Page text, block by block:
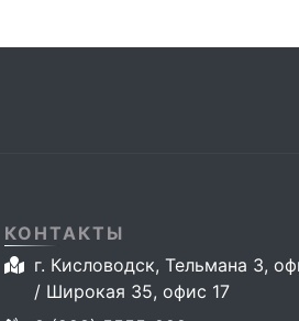
КОНТАКТЫ
г. Кисловодск, Тельмана 3,
/ Широкая 35, офис 17